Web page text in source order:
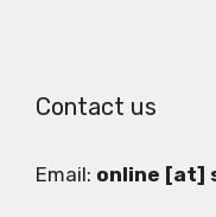
Contact us
Email: online [at]